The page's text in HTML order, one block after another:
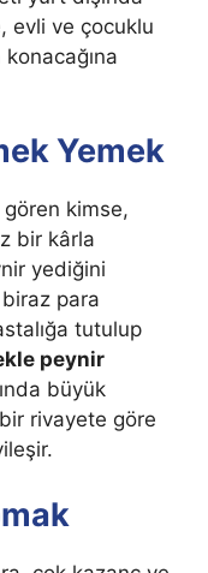
evli ve çocuklu
Yemek
kimse,
bir kârla
yediğini
para
tutulup
peynir
büyük
rivayete göre